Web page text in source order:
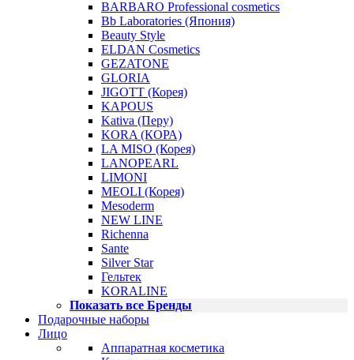
BARBARO Professional cosmetics
Bb Laboratories (Япония)
Beauty Style
ELDAN Cosmetics
GEZATONE
GLORIA
JIGOTT (Корея)
KAPOUS
Kativa (Перу)
KORA (КОРА)
LA MISO (Корея)
LANOPEARL
LIMONI
MEOLI (Корея)
Mesoderm
NEW LINE
Richenna
Sante
Silver Star
Гельтек
KORALINE
Показать все Бренды
Подарочные наборы
Лицо
Аппаратная косметика